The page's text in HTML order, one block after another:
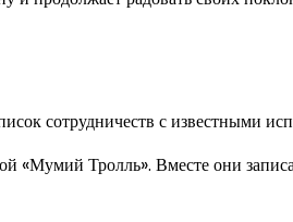
сотрудничеств с известными
«Мумий Тролль». Вместе они